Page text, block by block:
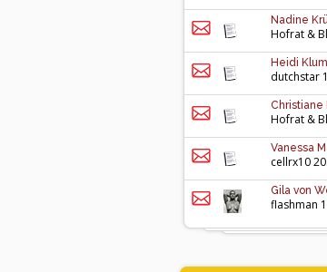
Nadine
Hofrat &
Heidi
dutchstar
Christiane
Hofrat &
Vanessa
cellrx10
Gila von
flashman